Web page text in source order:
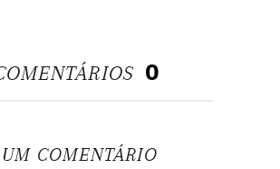
0
COMENTÁRIO